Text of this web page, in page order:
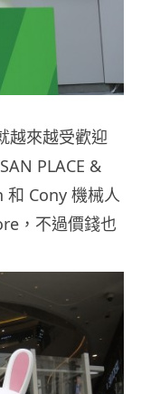
越來越受歡迎
PLACE &
和 Cony 機械人
，不過價錢也